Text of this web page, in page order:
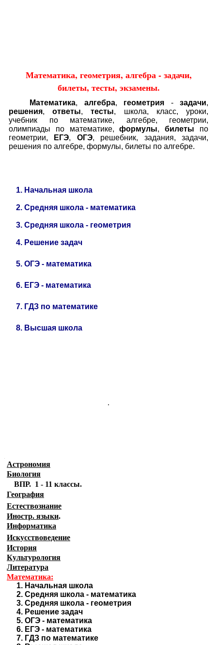
Математика, геометрия, алгебра - задачи,
билеты, тесты, экзамены.
Математика, алгебра, геометрия -задачи,
решения,ответы,тесты, школа, класс, уроки,
учебник по математике, алгебре, геометрии,
олимпиады по математике,формулы,билеты по
геометрии,
ЕГЭ, ОГЭ, решебник, задания, задачи,
решения по алгебре, формулы, билеты по алгебре.
1. Начальная школа
2. Средняя школа - математика
3. Средняя школа - геометрия
4. Решение задач
5. ОГЭ - математика
6. ЕГЭ - математика
7. ГДЗ по математике
8. Высшая школа
.
Астрономия
Биология
ВПР. 1 - 11 классы.
География
Естествознание
Иностр. языки.
Информатика
Искусствоведение
История
Культурология
Литература
Математика:
1. Начальная школа
2. Средняя школа - математика
3. Средняя школа - геометрия
4. Решение задач
5. ОГЭ - математика
6. ЕГЭ - математика
7. ГДЗ по математике